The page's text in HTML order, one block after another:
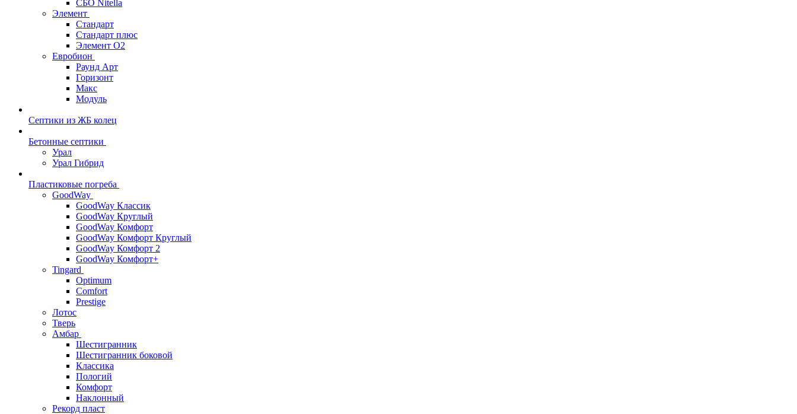
СБО Nitella
Элемент
Стандарт
Стандарт плюс
Элемент О2
Евробион
Раунд Арт
Горизонт
Макс
Модуль
Септики из ЖБ колец
Бетонные септики
Урал
Урал Гибрид
Пластиковые погреба
GoodWay
GoodWay Классик
GoodWay Круглый
GoodWay Комфорт
GoodWay Комфорт Круглый
GoodWay Комфорт 2
GoodWay Комфорт+
Tingard
Optimum
Comfort
Prestige
Лотос
Тверь
Амбар
Шестигранник
Шестигранник боковой
Классика
Пологий
Комфорт
Наклонный
Рекорд пласт